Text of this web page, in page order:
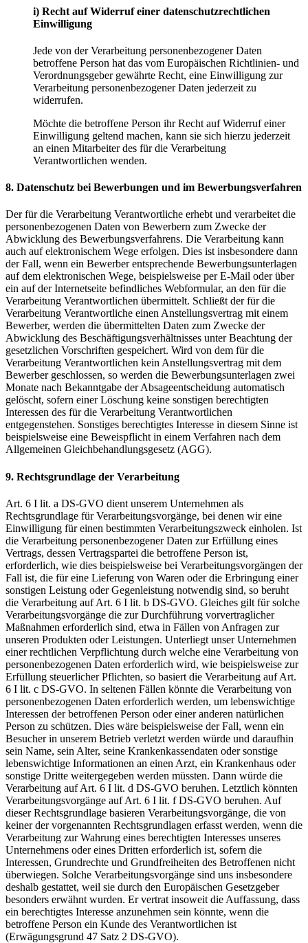
i) Recht auf Widerruf einer datenschutzrechtlichen
Einwilligung
Jede von der Verarbeitung personenbezogener Daten
betroffene Person hat das vom Europäischen Richtlinien- und
Verordnungsgeber gewährte Recht, eine Einwilligung zur
Verarbeitung personenbezogener Daten jederzeit zu
widerrufen.
Möchte die betroffene Person ihr Recht auf Widerruf einer
Einwilligung geltend machen, kann sie sich hierzu jederzeit
an einen Mitarbeiter des für die Verarbeitung
Verantwortlichen wenden.
8. Datenschutz bei Bewerbungen und im Bewerbungsverfahren
Der für die Verarbeitung Verantwortliche erhebt und verarbeitet die
personenbezogenen Daten von Bewerbern zum Zwecke der
Abwicklung des Bewerbungsverfahrens. Die Verarbeitung kann
auch auf elektronischem Wege erfolgen. Dies ist insbesondere dann
der Fall, wenn ein Bewerber entsprechende Bewerbungsunterlagen
auf dem elektronischen Wege, beispielsweise per E-Mail oder über
ein auf der Internetseite befindliches Webformular, an den für die
Verarbeitung Verantwortlichen übermittelt. Schließt der für die
Verarbeitung Verantwortliche einen Anstellungsvertrag mit einem
Bewerber, werden die übermittelten Daten zum Zwecke der
Abwicklung des Beschäftigungsverhältnisses unter Beachtung der
gesetzlichen Vorschriften gespeichert. Wird von dem für die
Verarbeitung Verantwortlichen kein Anstellungsvertrag mit dem
Bewerber geschlossen, so werden die Bewerbungsunterlagen zwei
Monate nach Bekanntgabe der Absageentscheidung automatisch
gelöscht, sofern einer Löschung keine sonstigen berechtigten
Interessen des für die Verarbeitung Verantwortlichen
entgegenstehen. Sonstiges berechtigtes Interesse in diesem Sinne ist
beispielsweise eine Beweispflicht in einem Verfahren nach dem
Allgemeinen Gleichbehandlungsgesetz (AGG).
9. Rechtsgrundlage der Verarbeitung
Art. 6 I lit. a DS-GVO dient unserem Unternehmen als
Rechtsgrundlage für Verarbeitungsvorgänge, bei denen wir eine
Einwilligung für einen bestimmten Verarbeitungszweck einholen. Ist
die Verarbeitung personenbezogener Daten zur Erfüllung eines
Vertrags, dessen Vertragspartei die betroffene Person ist,
erforderlich, wie dies beispielsweise bei Verarbeitungsvorgängen der
Fall ist, die für eine Lieferung von Waren oder die Erbringung einer
sonstigen Leistung oder Gegenleistung notwendig sind, so beruht
die Verarbeitung auf Art. 6 I lit. b DS-GVO. Gleiches gilt für solche
Verarbeitungsvorgänge die zur Durchführung vorvertraglicher
Maßnahmen erforderlich sind, etwa in Fällen von Anfragen zur
unseren Produkten oder Leistungen. Unterliegt unser Unternehmen
einer rechtlichen Verpflichtung durch welche eine Verarbeitung von
personenbezogenen Daten erforderlich wird, wie beispielsweise zur
Erfüllung steuerlicher Pflichten, so basiert die Verarbeitung auf Art.
6 I lit. c DS-GVO. In seltenen Fällen könnte die Verarbeitung von
personenbezogenen Daten erforderlich werden, um lebenswichtige
Interessen der betroffenen Person oder einer anderen natürlichen
Person zu schützen. Dies wäre beispielsweise der Fall, wenn ein
Besucher in unserem Betrieb verletzt werden würde und daraufhin
sein Name, sein Alter, seine Krankenkassendaten oder sonstige
lebenswichtige Informationen an einen Arzt, ein Krankenhaus oder
sonstige Dritte weitergegeben werden müssten. Dann würde die
Verarbeitung auf Art. 6 I lit. d DS-GVO beruhen. Letztlich könnten
Verarbeitungsvorgänge auf Art. 6 I lit. f DS-GVO beruhen. Auf
dieser Rechtsgrundlage basieren Verarbeitungsvorgänge, die von
keiner der vorgenannten Rechtsgrundlagen erfasst werden, wenn die
Verarbeitung zur Wahrung eines berechtigten Interesses unseres
Unternehmens oder eines Dritten erforderlich ist, sofern die
Interessen, Grundrechte und Grundfreiheiten des Betroffenen nicht
überwiegen. Solche Verarbeitungsvorgänge sind uns insbesondere
deshalb gestattet, weil sie durch den Europäischen Gesetzgeber
besonders erwähnt wurden. Er vertrat insoweit die Auffassung, dass
ein berechtigtes Interesse anzunehmen sein könnte, wenn die
betroffene Person ein Kunde des Verantwortlichen ist
(Erwägungsgrund 47 Satz 2 DS-GVO).